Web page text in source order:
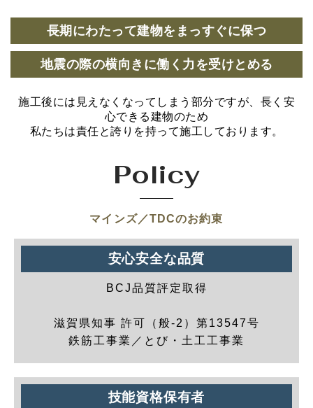
長期にわたって建物をまっすぐに保つ
地震の際の横向きに働く力を受けとめる
施工後には見えなくなってしまう部分ですが、長く安
心できる建物のため
私たちは責任と誇りを持って施工しております。
Policy
マインズ／TDCのお約束
安心安全な品質
BCJ品質評定取得
滋賀県知事 許可（般-2）第13547号
鉄筋工事業／とび・土工工事業
技能資格保有者